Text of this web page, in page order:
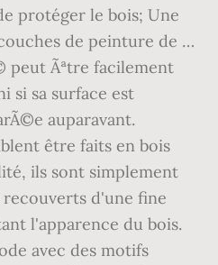
protéger le bois; Une
de peinture de …
peut Ãªtre facilement
si sa surface est
auparavant.
être faits en bois
ils sont simplement
d'une fine
l'apparence du bois.
avec des motifs